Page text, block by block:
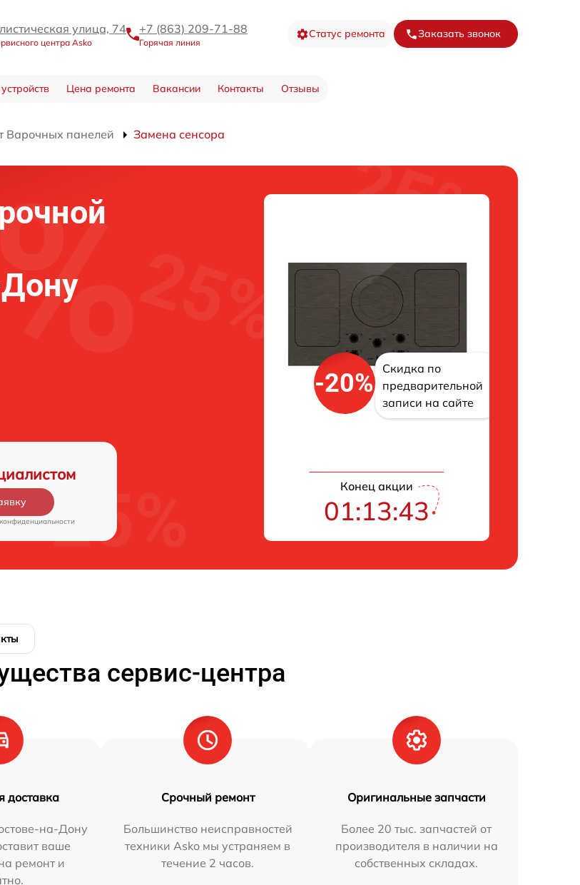
улица, 74
центра Asko
+7 (863) 209-71-88
Горячая линия
Статус ремонта Заказать звонок
Цена ремонта Вакансии Контакты Отзывы
Варочных панелей Замена сенсора
-20%
Скидка по
предварительной
записи на сайте
Конец акции
01:13:43
сервис-центра
доставка
на-Дону
ваше
ремонт и
Срочный ремонт
Большинство неисправностей
техники Asko мы устраняем в
течение 2 часов.
Оригинальные запчасти
Более 20 тыс. запчастей от
производителя в наличии на
собственных складах.